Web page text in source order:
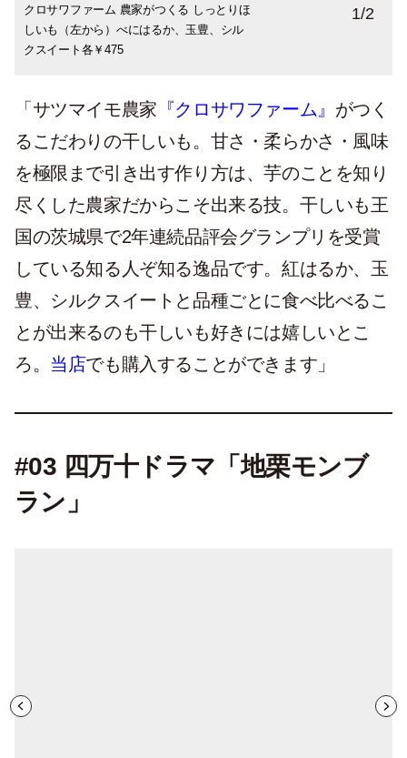
クロサワファーム 農家がつくる しっとりほ
しいも（左から）べにはるか、玉豊、シル
クスイート各￥475
1/2
「サツマイモ農家 『クロサワファーム』 がつく
るこだわりの干しいも。甘さ・柔らかさ・風味
を極限まで引き出す作り方は、芋のことを知り
尽くした農家だからこそ出来る技。干しいも王
国の茨城県で2年連続品評会グランプリを受賞
している知る人ぞ知る逸品です。紅はるか、玉
豊、シルクスイートと品種ごとに食べ比べるこ
とが出来るのも干しいも好きには嬉しいとこ
ろ。 当店でも購入することができます」
#03 四万十ドラマ「地栗モンブ
ラン」